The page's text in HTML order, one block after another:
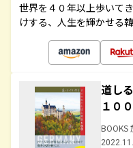
世界を４０年以上歩いて
けする、人生を輝かせる
道し
１００
BOOKS